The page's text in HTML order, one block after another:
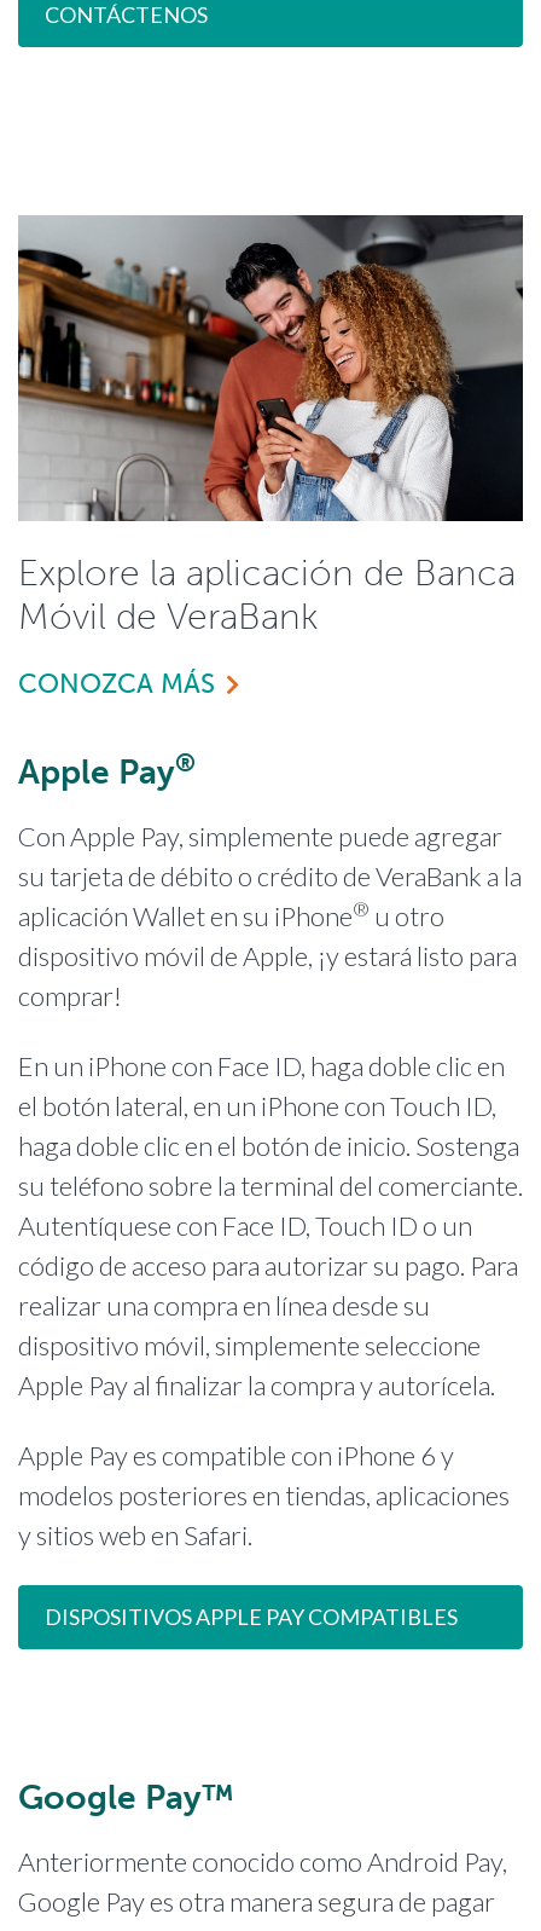
CONTÁCTENOS
Explore la aplicación de Banca
Móvil de VeraBank
CONOZCA MÁS
Apple Pay®
Con Apple Pay, simplemente puede agregar
su tarjeta de débito o crédito de VeraBank a la
aplicación Wallet en su iPhone® u otro
dispositivo móvil de Apple, ¡y estará listo para
comprar!
En un iPhone con Face ID, haga doble clic en
el botón lateral, en un iPhone con Touch ID,
haga doble clic en el botón de inicio. Sostenga
su teléfono sobre la terminal del comerciante.
Autentíquese con Face ID, Touch ID o un
código de acceso para autorizar su pago. Para
realizar una compra en línea desde su
dispositivo móvil, simplemente seleccione
Apple Pay al finalizar la compra y autorícela.
Apple Pay es compatible con iPhone 6 y
modelos posteriores en tiendas, aplicaciones
y sitios web en Safari.
DISPOSITIVOS APPLE PAY COMPATIBLES
Google Pay™
Anteriormente conocido como Android Pay,
Google Pay es otra manera segura de pagar